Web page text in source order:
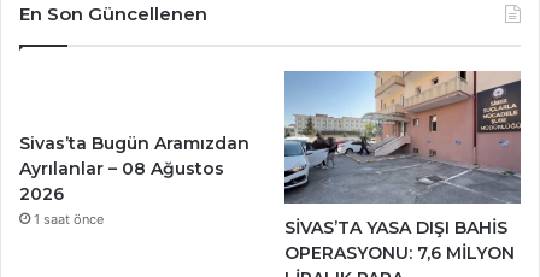
En Son Güncellenen
Sivas’ta Bugün Aramızdan
Ayrılanlar – 08 Ağustos
2026
1 saat önce
SİVAS’TA YASA DIŞI BAHİS
OPERASYONU: 7,6 MİLYON